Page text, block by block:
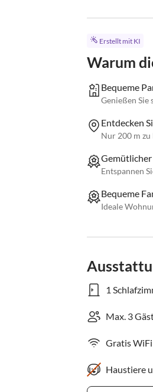
Erstellt mit KI
Warum
Bequeme
Genießen Sie
Entdecken
Nur 200 m
Entspannen
Bequeme
Ideale
1
Max. 3
Gratis WiFi
Haustiere